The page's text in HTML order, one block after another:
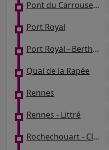
Pont du Carrousel - Quai Voltaire
Port Royal
Port Royal - Berthollet
Quai de la Rapée
Rennes
Rennes - Littré
Rochechouart - Clignancourt